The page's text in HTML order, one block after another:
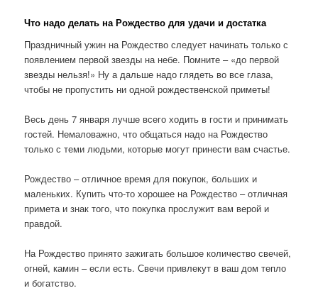
Что надо делать на Рождество для удачи и достатка
Праздничный ужин на Рождество следует начинать только с
появлением первой звезды на небе. Помните – «до первой
звезды нельзя!» Ну а дальше надо глядеть во все глаза,
чтобы не пропустить ни одной рождественской приметы!
Весь день 7 января лучше всего ходить в гости и принимать
гостей. Немаловажно, что общаться надо на Рождество
только с теми людьми, которые могут принести вам счастье.
Рождество – отличное время для покупок, больших и
маленьких. Купить что-то хорошее на Рождество – отличная
примета и знак того, что покупка прослужит вам верой и
правдой.
На Рождество принято зажигать большое количество свечей,
огней, камин – если есть. Свечи привлекут в ваш дом тепло
и богатство.